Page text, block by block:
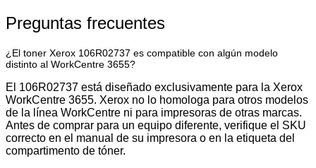
Preguntas frecuentes
¿El toner Xerox 106R02737 es compatible con algún modelo
distinto al WorkCentre 3655?
El 106R02737 está diseñado exclusivamente para la Xerox
WorkCentre 3655. Xerox no lo homologa para otros modelos
de la línea WorkCentre ni para impresoras de otras marcas.
Antes de comprar para un equipo diferente, verifique el SKU
correcto en el manual de su impresora o en la etiqueta del
compartimento de tóner.